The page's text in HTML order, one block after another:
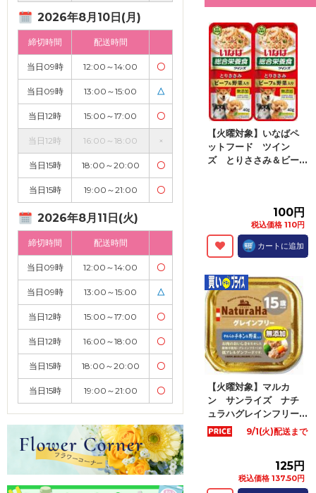
2026年8月10日(月)
締切時間 配送時間
当日09時 12:00～14:00 〇
当日09時 13:00～15:00 △
当日12時 15:00～17:00 〇
当日12時 16:00～18:00 ×
当日15時 18:00～20:00 〇
当日15時 19:00～21:00 〇
2026年8月11日(火)
締切時間 配送時間
当日09時 12:00～14:00 〇
当日09時 13:00～15:00 △
当日12時 15:00～17:00 〇
当日12時 16:00～18:00 〇
当日15時 18:00～20:00 〇
当日15時 19:00～21:00 〇
【火曜対象】いなばペ
ットフード ツイン
ズ とりささみ＆ビー...
100円
税込価格 110円
カートに追加
【火曜対象】マルカ
ン サンライズ ナチ
ュラハグレインフリー...
9/1(火)配送まで
125円
税込価格 137.50円